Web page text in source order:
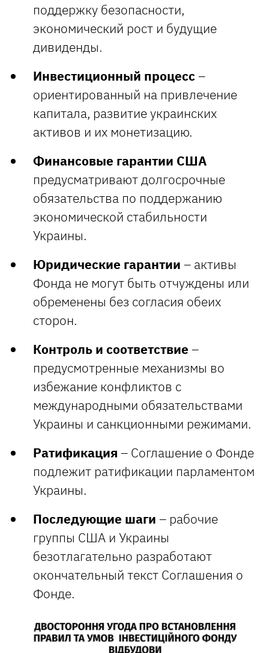
поддержку безопасности,
экономический рост и будущие
дивиденды.
Инвестиционный процесс–
ориентированный на привлечение
капитала, развитие украинских
активов и их монетизацию.
Финансовые гарантии США
предусматривают долгосрочные
обязательства по поддержанию
экономической стабильности
Украины.
Юридические гарантии – активы
Фонда не могут быть отчуждены или
обременены без согласия обеих
сторон.
Контроль и соответствие –
предусмотренные механизмы во
избежание конфликтов с
международными обязательствами
Украины и санкционными режимами.
Ратификация – Соглашение о Фонде
подлежит ратификации парламентом
Украины.
Последующие шаги – рабочие
группы США и Украины
безотлагательно разработают
окончательный текст Соглашения о
Фонде.